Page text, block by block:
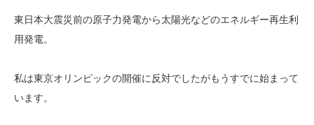
東日本大震災前の原子力発電から太陽光などのエネルギー再生利
用発電。
私は東京オリンピックの開催に反対でしたがもうすでに始まって
います。